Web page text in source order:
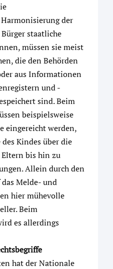
der
staatliche
müssen sie meist
die den Behörden
aus Informationen
und -
sind. Beim
beispielsweise
eingereicht werden,
Kindes über die
bis hin zu
Allein durch den
Melde- und
hier mühevolle
Beim
es allerdings
hat der Nationale